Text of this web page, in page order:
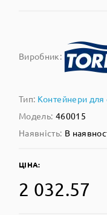
Виробник:
Тип: Контейнери для
Модель: 460015
Наявність: В
ЦІНА:
2 032.57